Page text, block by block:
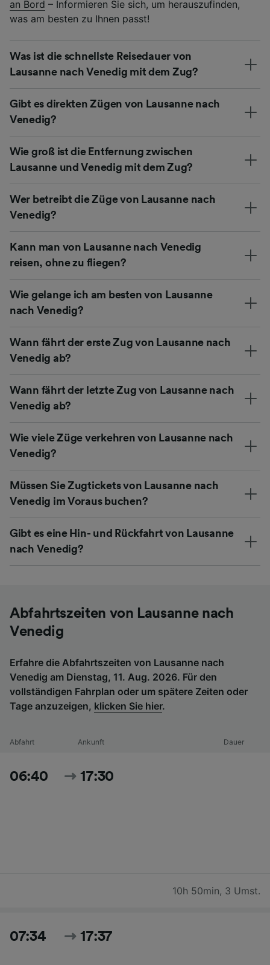
an Bord – Informieren Sie sich, um herauszufinden,
was am besten zu Ihnen passt!
Was ist die schnellste Reisedauer von
Lausanne nach Venedig mit dem Zug?
Gibt es direkten Zügen von Lausanne nach
Venedig?
Wie groß ist die Entfernung zwischen
Lausanne und Venedig mit dem Zug?
Wer betreibt die Züge von Lausanne nach
Venedig?
Kann man von Lausanne nach Venedig
reisen, ohne zu fliegen?
Wie gelange ich am besten von Lausanne
nach Venedig?
Wann fährt der erste Zug von Lausanne nach
Venedig ab?
Wann fährt der letzte Zug von Lausanne nach
Venedig ab?
Wie viele Züge verkehren von Lausanne nach
Venedig?
Müssen Sie Zugtickets von Lausanne nach
Venedig im Voraus buchen?
Gibt es eine Hin- und Rückfahrt von Lausanne
nach Venedig?
Abfahrtszeiten von Lausanne nach
Venedig
Erfahre die Abfahrtszeiten von Lausanne nach
Venedig am Dienstag, 11. Aug. 2026. Für den
vollständigen Fahrplan oder um spätere Zeiten oder
Tage anzuzeigen, klicken Sie hier.
Abfahrt Ankunft Dauer
06:40 17:30
10h 50min, 3 Umst.
07:34 17:37